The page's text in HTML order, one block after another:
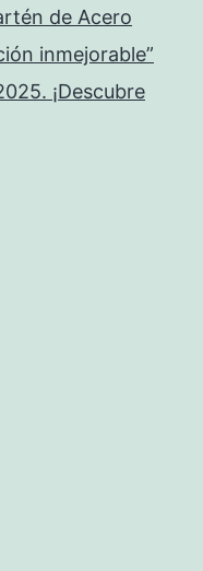
de Acero
inmejorable”
¡Descubre